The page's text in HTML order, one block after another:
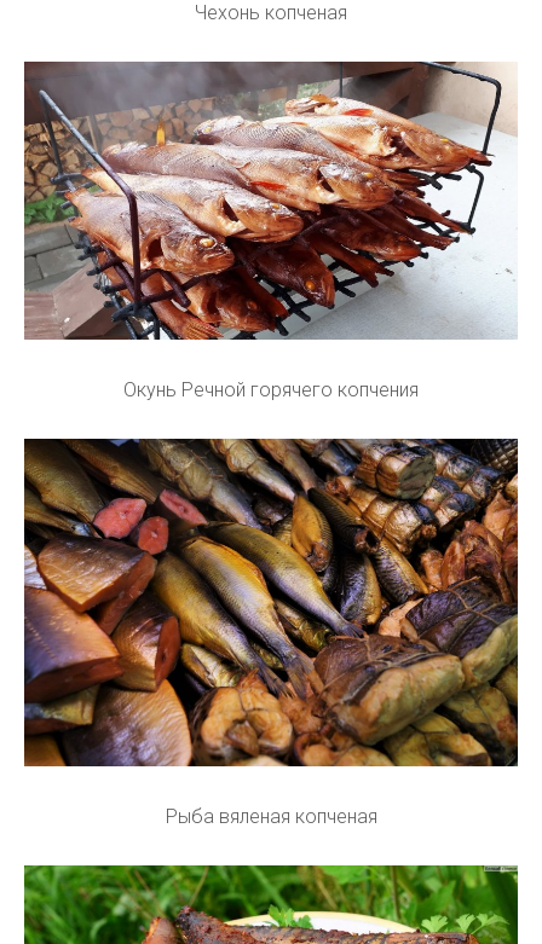
Чехонь копченая
Окунь Речной горячего копчения
Рыба вяленая копченая